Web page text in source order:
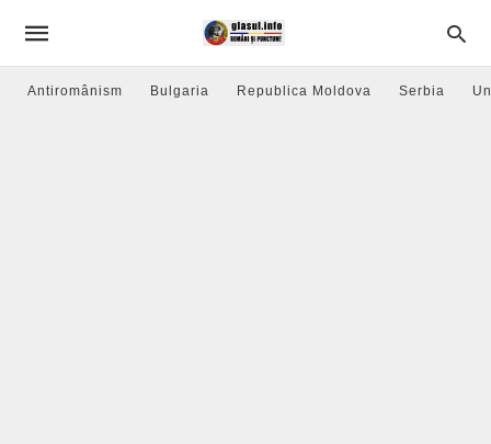
Antiromânism Bulgaria Republica Moldova Serbia